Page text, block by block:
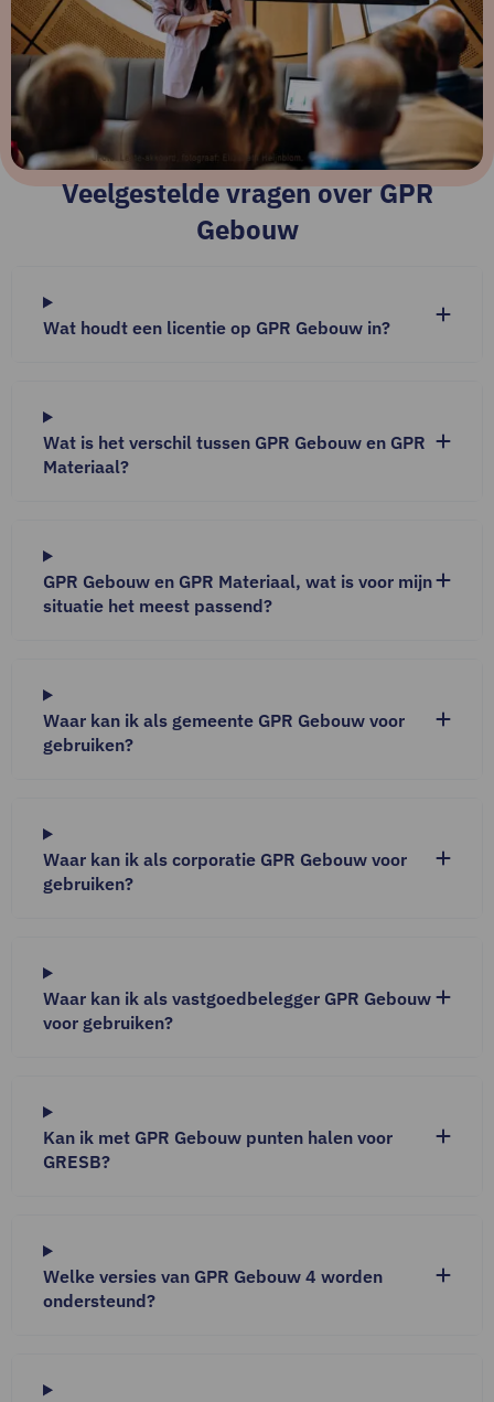
Veelgestelde vragen over GPR
Gebouw
Wat houdt een licentie op GPR Gebouw in?
Wat is het verschil tussen GPR Gebouw en GPR
Materiaal?
GPR Gebouw en GPR Materiaal, wat is voor mijn
situatie het meest passend?
Waar kan ik als gemeente GPR Gebouw voor
gebruiken?
Waar kan ik als corporatie GPR Gebouw voor
gebruiken?
Waar kan ik als vastgoedbelegger GPR Gebouw
voor gebruiken?
Kan ik met GPR Gebouw punten halen voor
GRESB?
Welke versies van GPR Gebouw 4 worden
ondersteund?